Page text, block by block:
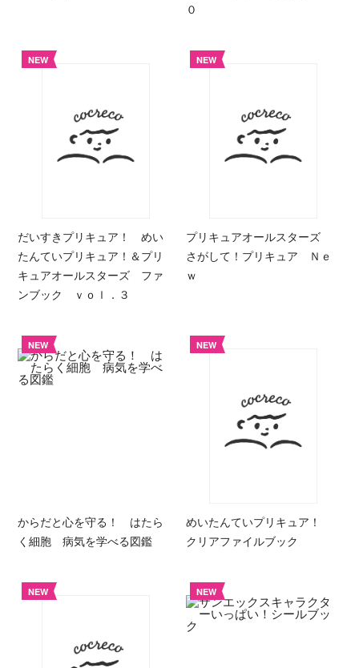
０
NEW
だいすきプリキュア！ めい
たんていプリキュア！＆プリ
キュアオールスターズ ファ
ンブック ｖｏｌ．３
NEW
プリキュアオールスターズ
さがして！プリキュア Ｎｅ
ｗ
NEW
からだと心を守る！ はたら
く細胞 病気を学べる図鑑
NEW
めいたんていプリキュア！
クリアファイルブック
NEW NEW